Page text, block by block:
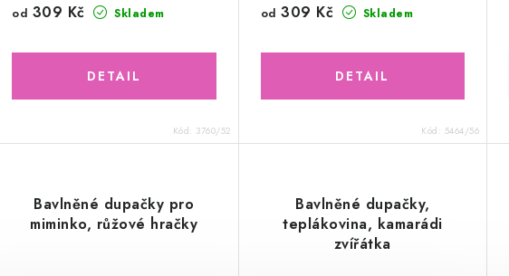
Skladem
od 309 Kč
Kód: 3760/52
Skladem
od 309 Kč
Kód: 5464/56
Bavlněné dupačky pro
miminko, růžové hračky
Bavlněné dupačky,
teplákovina, kamarádi
zvířátka